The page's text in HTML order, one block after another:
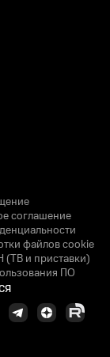
соглашение
файлов cookie
(ТВ и приставки)
ПО